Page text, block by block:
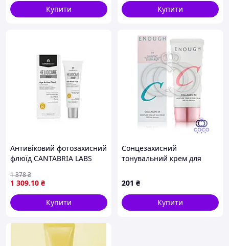
Купити
Купити
Антивіковий фотозахисний
флюїд CANTABRIA LABS
Fluid Sunscreen SPF 50 50
мл
1 309.10 ₴
1 378₴
Купити
Сонцезахисний
тонувальний крем для
3X Moisture Tone Up Sun
Cream, SPF 50+ PA++++ 50g
201 ₴
Купити